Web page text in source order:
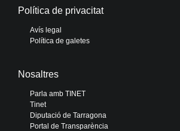
Política de privacitat
Avís legal
Política de galetes
Nosaltres
Parla amb TINET
Tinet
Diputació de Tarragona
Portal de Transparència